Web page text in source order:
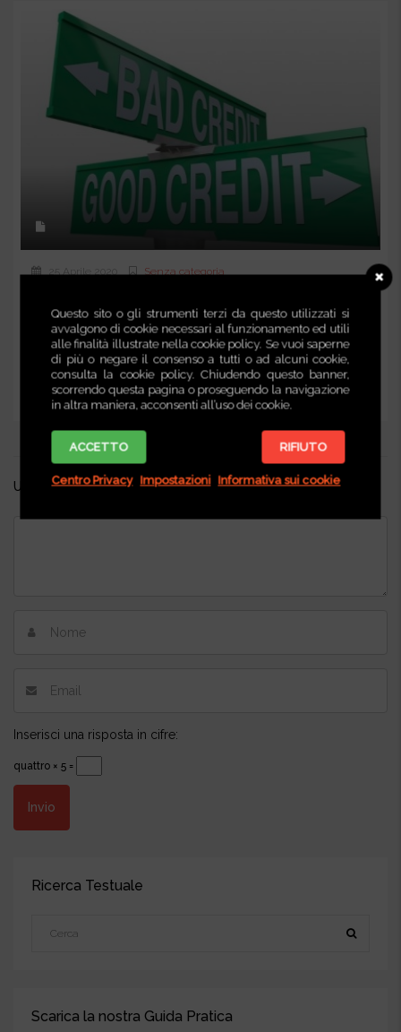
25 Aprile 2020 Senza categoria
DAL WEB... Tutte le novità per gli Npl dopo il decreto
Liquidità. L’intervento di...
Continua a leggere
Unisciti alla discussione
Inserisci una risposta in cifre:
quattro × 5 =
Ricerca Testuale
Scarica la nostra Guida Pratica
Questo sito o gli strumenti terzi da questo utilizzati si
avvalgono di cookie necessari al funzionamento ed utili
alle finalità illustrate nella cookie policy. Se vuoi saperne
di più o negare il consenso a tutti o ad alcuni cookie,
consulta la cookie policy. Chiudendo questo banner,
scorrendo questa pagina o proseguendo la navigazione
in altra maniera, acconsenti all’uso dei cookie.
ACCETTO RIFIUTO
Centro Privacy Impostazioni Informativa sui cookie